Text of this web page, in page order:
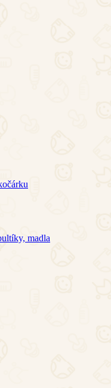
madla